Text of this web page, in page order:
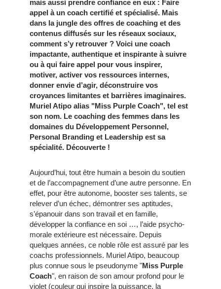
mais aussi prendre confiance en eux : Faire
appel à un coach certifié et spécialisé. Mais
dans la jungle des offres de coaching et des
contenus diffusés sur les réseaux sociaux,
comment s’y retrouver ? Voici une coach
impactante, authentique et inspirante à suivre
ou à qui faire appel pour vous inspirer,
motiver, activer vos ressources internes,
donner envie d’agir, déconstruire vos
croyances limitantes et barrières imaginaires.
Muriel Atipo alias "Miss Purple Coach", tel est
son nom. Le coaching des femmes dans les
domaines du Développement Personnel,
Personal Branding et Leadership est sa
spécialité. Découverte !
Aujourd’hui, tout être humain a besoin du soutien
et de l’accompagnement d’une autre personne. En
effet, pour être autonome, booster ses talents, se
relever d’un échec, démontrer ses aptitudes,
s’épanouir dans son travail et en famille,
développer la confiance en soi …, l’aide psycho-
morale extérieure est nécessaire. Depuis
quelques années, ce noble rôle est assuré par les
coachs professionnels. Muriel Atipo, beaucoup
plus connue sous le pseudonyme "Miss Purple
Coach", en raison de son amour profond pour le
violet (couleur qui inspire la puissance, la